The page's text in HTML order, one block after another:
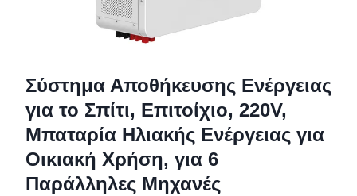
Σύστημα Αποθήκευσης Ενέργειας
για το Σπίτι, Επιτοίχιο, 220V,
Μπαταρία Ηλιακής Ενέργειας για
Οικιακή Χρήση, για 6
Παράλληλες Μηχανές